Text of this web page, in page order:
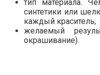
тип материала.
синтетики или
каждый краситель;
желаемый
окрашивание).